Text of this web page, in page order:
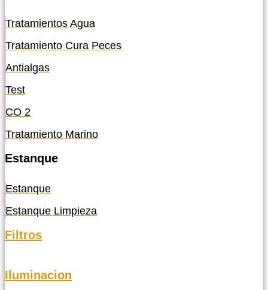
Tratamientos Agua
Tratamiento Cura Peces
Antialgas
Test
CO 2
Tratamiento Marino
Estanque
Estanque
Estanque Limpieza
Filtros
Iluminacion